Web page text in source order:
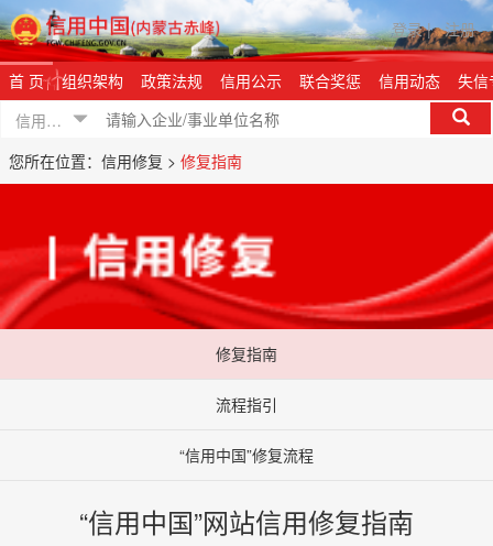
登录| 注册
首 页 组织架构 政策法规 信用公示 联合奖惩 信用动态
失信
信用信息
您所在位置：信用修复 > 修复指南
修复指南
流程指引
“信用中国”修复流程
“信用中国”网站信用修复指南